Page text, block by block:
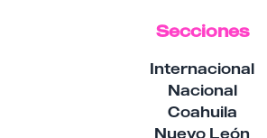
Secciones
Internacional
Nacional
Coahuila
Nuevo León